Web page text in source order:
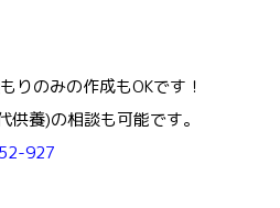
りのみの作成もOKです！
養)の相談も可能です。
927